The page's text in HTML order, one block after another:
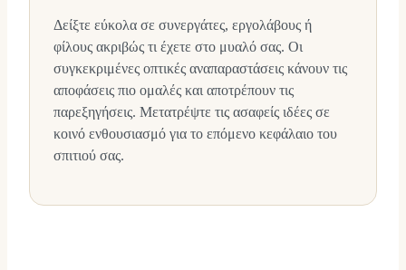
Δείξτε εύκολα σε συνεργάτες, εργολάβους ή
φίλους ακριβώς τι έχετε στο μυαλό σας. Οι
συγκεκριμένες οπτικές αναπαραστάσεις κάνουν τις
αποφάσεις πιο ομαλές και αποτρέπουν τις
παρεξηγήσεις. Μετατρέψτε τις ασαφείς ιδέες σε
κοινό ενθουσιασμό για το επόμενο κεφάλαιο του
σπιτιού σας.